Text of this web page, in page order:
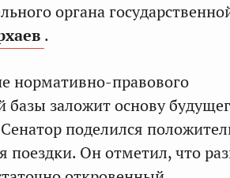
органа
.
нормативно-правового
базы заложит основу
поделился
поездки. Он отметил, что